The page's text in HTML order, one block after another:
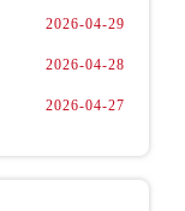
2026-04-29
2026-04-28
2026-04-27